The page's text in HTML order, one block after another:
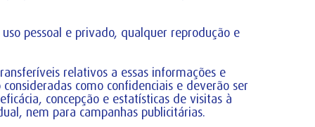
pessoal e privado, qualquer reprodução e
relativos a essas informações e
como confidenciais e deverão ser
concepção e estatísticas de visitas à
nem para campanhas publicitárias.